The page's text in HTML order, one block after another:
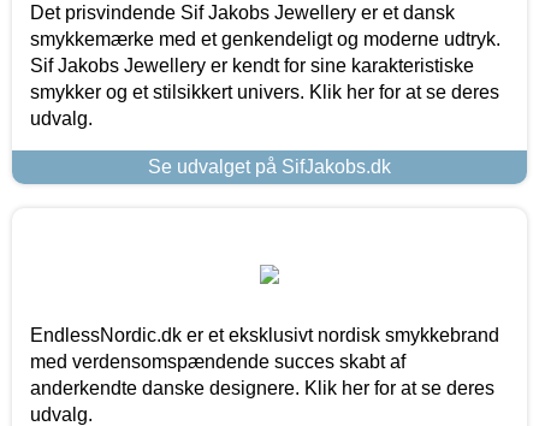
Det prisvindende Sif Jakobs Jewellery er et dansk
smykkemærke med et genkendeligt og moderne udtryk.
Sif Jakobs Jewellery er kendt for sine karakteristiske
smykker og et stilsikkert univers. Klik her for at se deres
udvalg.
Se udvalget på SifJakobs.dk
EndlessNordic.dk er et eksklusivt nordisk smykkebrand
med verdensomspændende succes skabt af
anderkendte danske designere. Klik her for at se deres
udvalg.